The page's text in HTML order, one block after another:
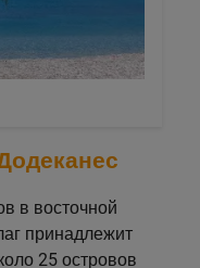
в восточной
принадлежит
25 островов